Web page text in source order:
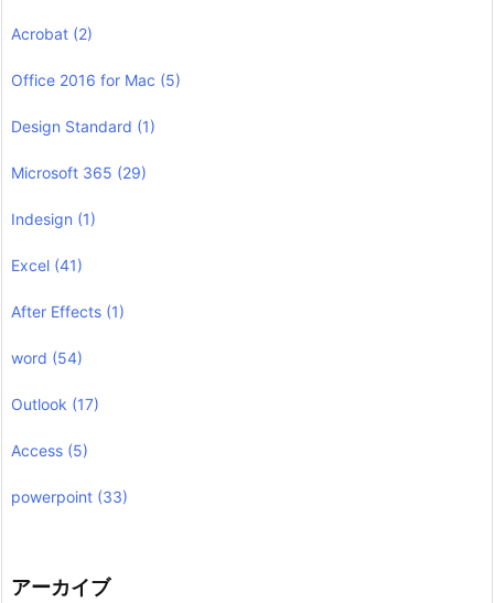
Acrobat (2)
Office 2016 for Mac (5)
Design Standard (1)
Microsoft 365 (29)
Indesign (1)
Excel (41)
After Effects (1)
word (54)
Outlook (17)
Access (5)
powerpoint (33)
アーカイブ